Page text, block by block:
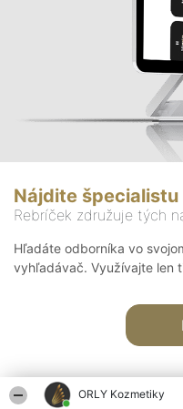
ORLY Kozmetiky
Nájdite špecialistu
Rebríček združuje tých
Hľadáte odborníka vo
vyhľadávač. Využívajte len